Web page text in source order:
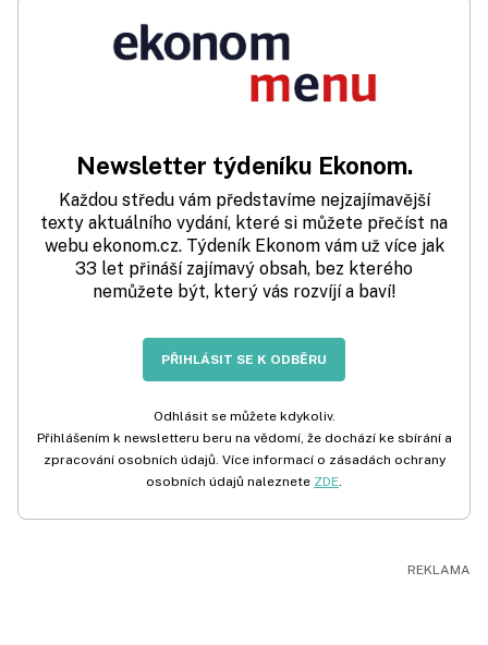
Newsletter týdeníku Ekonom.
Každou středu vám představíme nejzajímavější
texty aktuálního vydání, které si můžete přečíst na
webu ekonom.cz. Týdeník Ekonom vám už více jak
33 let přináší zajímavý obsah, bez kterého
nemůžete být, který vás rozvíjí a baví!
PŘIHLÁSIT SE K ODBĚRU
Odhlásit se můžete kdykoliv.
Přihlášením k newsletteru beru na vědomí, že dochází ke sbírání a
zpracování osobních údajů. Více informací o zásadách ochrany
osobních údajů naleznete ZDE.